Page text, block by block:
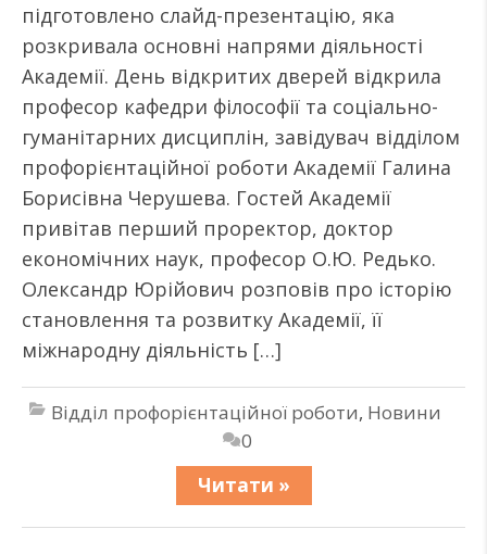
підготовлено слайд-презентацію, яка
розкривала основні напрями діяльності
Академії. День відкритих дверей відкрила
професор кафедри філософії та соціально-
гуманітарних дисциплін, завідувач відділом
профорієнтаційної роботи Академії Галина
Борисівна Черушева. Гостей Академії
привітав перший проректор, доктор
економічних наук, професор О.Ю. Редько.
Олександр Юрійович розповів про історію
становлення та розвитку Академії, її
міжнародну діяльність […]
Відділ профорієнтаційної роботи, Новини
0
Читати »